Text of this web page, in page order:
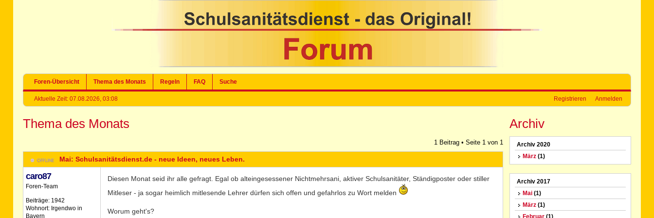
Foren-Übersicht Thema des Monats Regeln FAQ Suche
Aktuelle Zeit: 07.08.2026, 03:08 Registrieren Anmelden
Archiv
Archiv 2020
März(1)
Archiv 2017
Mai(1)
März(1)
Februar(1)
Thema des Monats
1 Beitrag • Seite 1 von 1
Mai: Schulsanitätsdienst.de - neue Ideen, neues Leben.
caro87
Foren-Team
Beiträge: 1942
Wohnort: Irgendwo in
Bayern
Diesen Monat seid ihr alle gefragt. Egal ob alteingesessener Nichtmehrsani, aktiver Schulsanitäter, Ständigposter oder stiller
Mitleser - ja sogar heimlich mitlesende Lehrer dürfen sich offen und gefahrlos zu Wort melden
Worum geht's?